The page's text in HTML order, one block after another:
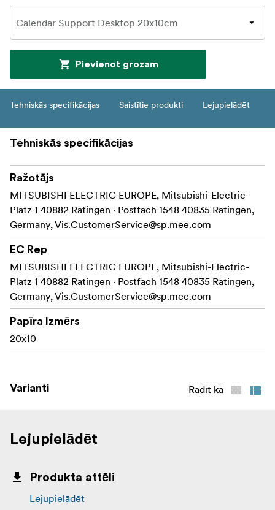
Pievienot grozam
Tehniskās specifikācijas Saistītie produkti Lejupielādēt
Tehniskās specifikācijas
Ražotājs
MITSUBISHI ELECTRIC EUROPE, Mitsubishi-Electric-
Platz 1 40882 Ratingen · Postfach 1548 40835 Ratingen,
Germany, Vis.CustomerService@sp.mee.com
EC Rep
MITSUBISHI ELECTRIC EUROPE, Mitsubishi-Electric-
Platz 1 40882 Ratingen · Postfach 1548 40835 Ratingen,
Germany, Vis.CustomerService@sp.mee.com
Papīra Izmērs
20x10
Varianti Rādīt kā
Lejupielādēt
Produkta attēli
Lejupielādēt